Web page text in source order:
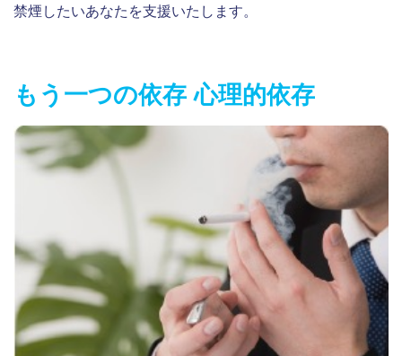
禁煙したいあなたを支援いたします。
もう一つの依存 心理的依存